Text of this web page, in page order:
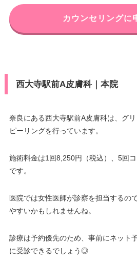
カウンセリングに
西大寺駅前A皮膚科｜本院
奈良にある西大寺駅前A皮膚科は、グ
ピーリングを行っています。
施術料金は1回8,250円（税込）、5回
です。
医院では女性医師が診察を担当するの
やすいかもしれませんね。
診療は予約優先のため、事前にネット
に受診できるでしょう◎